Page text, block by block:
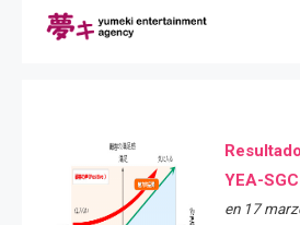
YEA-SGC
en 17